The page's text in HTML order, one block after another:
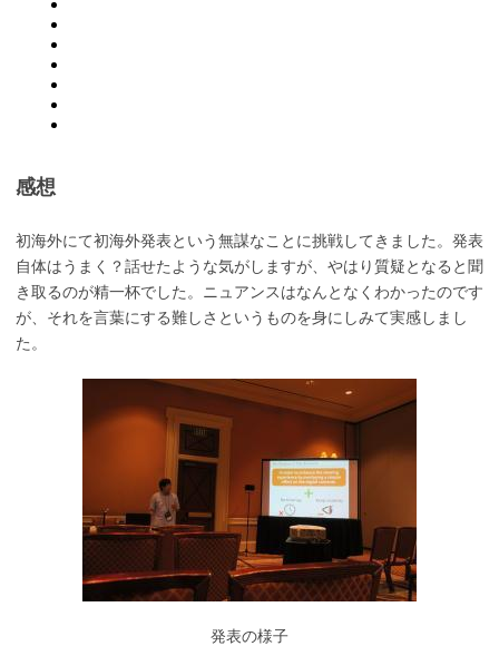
感想
初海外にて初海外発表という無謀なことに挑戦してきました。発表
自体はうまく？話せたような気がしますが、やはり質疑となると聞
き取るのが精一杯でした。ニュアンスはなんとなくわかったのです
が、それを言葉にする難しさというものを身にしみて実感しまし
た。
発表の様子